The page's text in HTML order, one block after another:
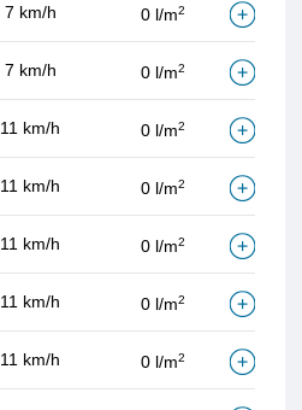
7 km/h 0 l/m2
7 km/h 0 l/m2
11 km/h 0 l/m2
11 km/h 0 l/m2
11 km/h 0 l/m2
11 km/h 0 l/m2
11 km/h 0 l/m2